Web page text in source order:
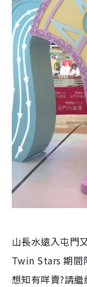
山長水遠入屯門
Twin Stars 期間
想知有咩賣?請